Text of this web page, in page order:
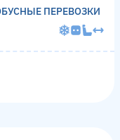
ПЕРЕВОЗКИ